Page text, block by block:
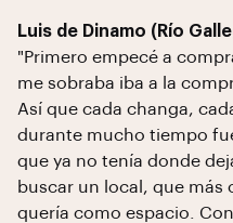
Luis de Dinamo (Río
"Primero empecé a
me sobraba iba a la
Así que cada changa,
durante mucho tiempo
que ya no tenía donde
buscar un local, que más
quería como espacio.